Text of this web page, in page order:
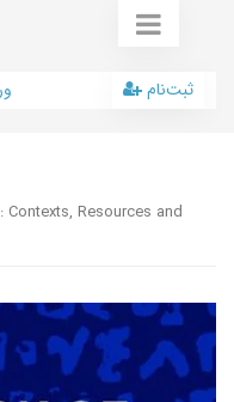
ثبت‌نام
Resources and